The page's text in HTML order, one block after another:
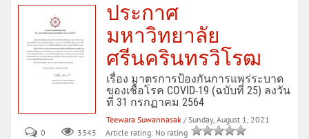
ประกาศ
มหาวิทยาลัย
ศรีนครินทรวิโรฒ
เรื่อง มาตรการป้องกันการแพร่ระบาด
ของเชื้อโรค COVID-19 (ฉบับที่ 25) ลงวัน
ที่ 31 กรกฏาคม 2564
Teewara Suwannasak / Sunday, August 1, 2021
0
3345 Article rating: No rating